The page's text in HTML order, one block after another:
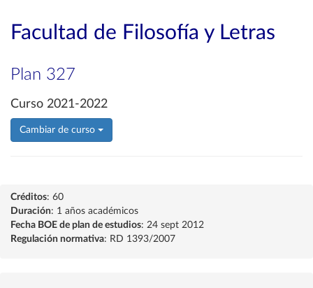
Facultad de Filosofía y Letras
Plan 327
Curso 2021-2022
Cambiar de curso
Créditos: 60
Duración: 1 años académicos
Fecha BOE de plan de estudios: 24 sept 2012
Regulación normativa: RD 1393/2007